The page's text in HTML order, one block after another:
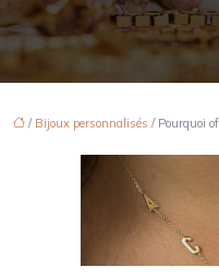
/ Bijoux personnalisés / Pourquoi